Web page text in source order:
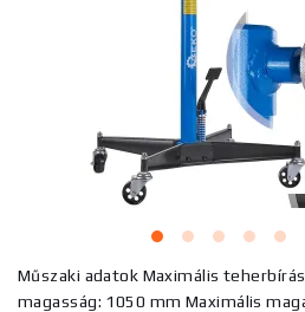
Műszaki adatok Maximális
magasság: 1050 mm Maximális